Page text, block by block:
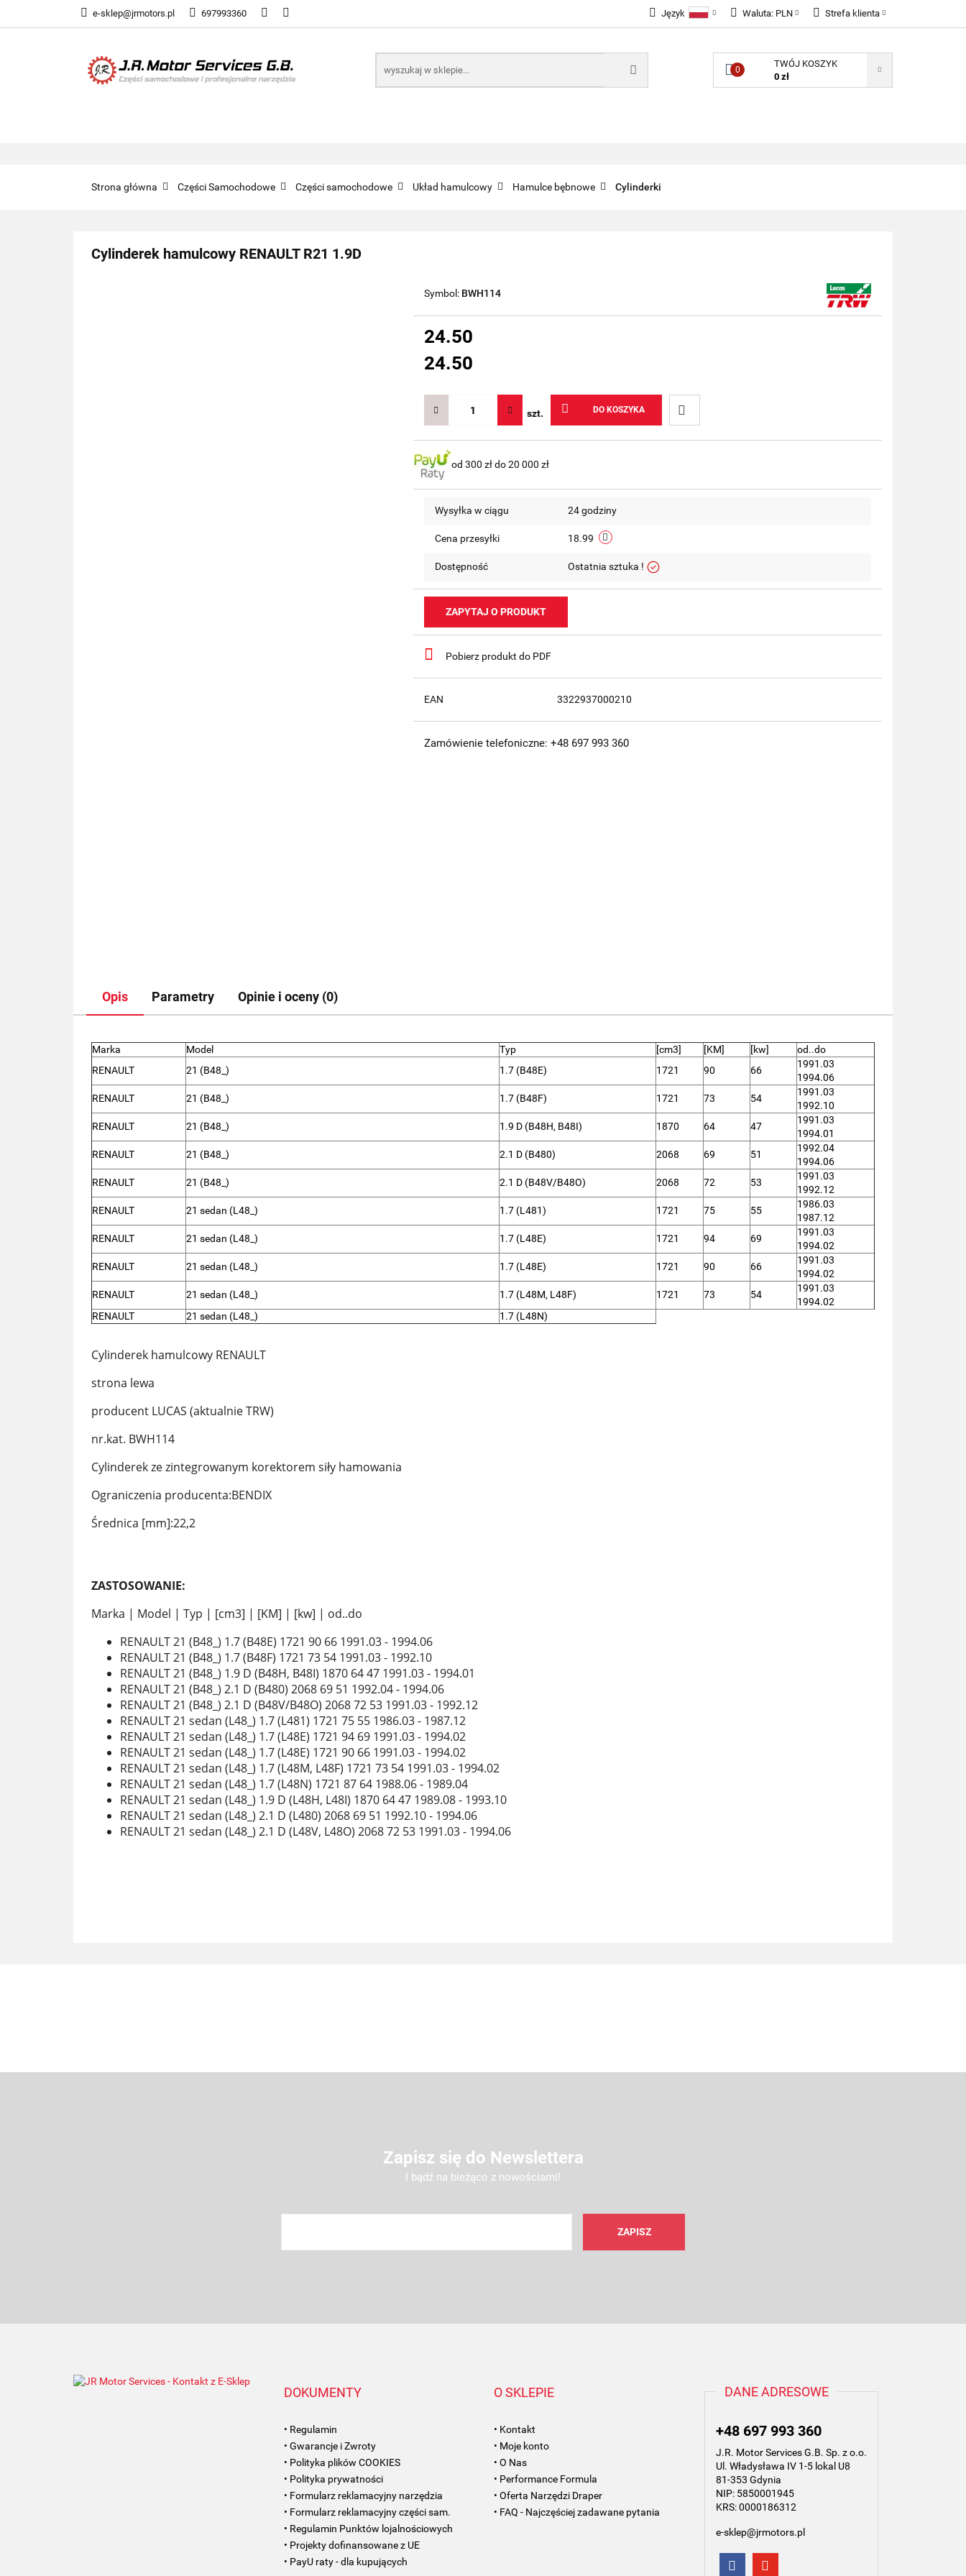
e-sklep@jrmotors.pl 697993360 Język Waluta: PLN
EUR
GBP
Strefa klienta
Zarejestruj się
Dodaj zgłoszenie
0
TWÓJ KOSZYK
0 zł
UKŁADY PALIWOWE AKTUALNOŚCI
KOMPONENTY ELEKTRONICZNE B2B
Strona główna Części Samochodowe Części samochodowe Układ hamulcowy Hamulce bębnowe Cylinderki
Cylinderek hamulcowy RENAULT R21 1.9D
Symbol: BWH114
24.50
24.50
szt. DO KOSZYKA
Do
od 300 zł do 20 000 zł
Wysyłka w ciągu 24 godziny
Cena przesyłki 18.99
Dostępność Ostatnia sztuka !
ZAPYTAJ O PRODUKT
Pobierz produkt do PDF
EAN 3322937000210
Zamówienie telefoniczne: +48 697 993 360
Opis Parametry Opinie i oceny (0)
Marka Model Typ [cm3] [KM] [kw]
od..do
RENAULT
21 (B48_) 1.7 (B48E) 1721 90 66
1991.03
1994.06
RENAULT
21 (B48_) 1.7 (B48F) 1721 73 54
1991.03
1992.10
RENAULT
21 (B48_) 1.9 D (B48H, B48I) 1870 64 47
1991.03
1994.01
RENAULT
21 (B48_) 2.1 D (B480) 2068 69 51
1992.04
1994.06
RENAULT
21 (B48_) 2.1 D (B48V/B48O) 2068 72 53
1991.03
1992.12
RENAULT
21 sedan (L48_) 1.7 (L481) 1721 75 55
1986.03
1987.12
RENAULT
21 sedan (L48_) 1.7 (L48E) 1721 94 69
1991.03
1994.02
RENAULT
21 sedan (L48_) 1.7 (L48E) 1721 90 66
1991.03
1994.02
RENAULT
21 sedan (L48_) 1.7 (L48M, L48F) 1721 73 54
1991.03
1994.02
RENAULT
21 sedan (L48_) 1.7 (L48N)
Cylinderek hamulcowy RENAULT
strona lewa
producent LUCAS (aktualnie TRW)
nr.kat. BWH114
Cylinderek ze zintegrowanym korektorem siły hamowania
Ograniczenia producenta:BENDIX
Średnica [mm]:22,2
ZASTOSOWANIE:
Marka | Model | Typ | [cm3] | [KM] | [kw] | od..do
RENAULT 21 (B48_) 1.7 (B48E) 1721 90 66 1991.03 - 1994.06
RENAULT 21 (B48_) 1.7 (B48F) 1721 73 54 1991.03 - 1992.10
RENAULT 21 (B48_) 1.9 D (B48H, B48I) 1870 64 47 1991.03 - 1994.01
RENAULT 21 (B48_) 2.1 D (B480) 2068 69 51 1992.04 - 1994.06
RENAULT 21 (B48_) 2.1 D (B48V/B48O) 2068 72 53 1991.03 - 1992.12
RENAULT 21 sedan (L48_) 1.7 (L481) 1721 75 55 1986.03 - 1987.12
RENAULT 21 sedan (L48_) 1.7 (L48E) 1721 94 69 1991.03 - 1994.02
RENAULT 21 sedan (L48_) 1.7 (L48E) 1721 90 66 1991.03 - 1994.02
RENAULT 21 sedan (L48_) 1.7 (L48M, L48F) 1721 73 54 1991.03 - 1994.02
RENAULT 21 sedan (L48_) 1.7 (L48N) 1721 87 64 1988.06 - 1989.04
RENAULT 21 sedan (L48_) 1.9 D (L48H, L48I) 1870 64 47 1989.08 - 1993.10
RENAULT 21 sedan (L48_) 2.1 D (L480) 2068 69 51 1992.10 - 1994.06
RENAULT 21 sedan (L48_) 2.1 D (L48V, L48O) 2068 72 53 1991.03 - 1994.06
ANAM
Zapisz się do Newslettera
I bądź na bieżąco z nowościami!
DOKUMENTY
• Regulamin
• Gwarancje i Zwroty
• Polityka plików COOKIES
• Polityka prywatności
• Formularz reklamacyjny narzędzia
• Formularz reklamacyjny części sam.
• Regulamin Punktów lojalnościowych
• Projekty dofinansowane z UE
• PayU raty - dla kupujących
O SKLEPIE
• Kontakt
• Moje konto
• O Nas
• Performance Formula
• Oferta Narzędzi Draper
• FAQ - Najczęściej zadawane pytania
DANE ADRESOWE
+48 697 993 360
J.R. Motor Services G.B. Sp. z o.o.
Ul. Władysława IV 1-5 lokal U8
81-353 Gdynia
NIP: 5850001945
KRS: 0000186312
e-sklep@jrmotors.pl